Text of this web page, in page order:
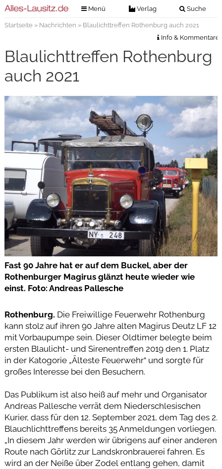
Menü Verlag Suche
Verlag
Kontakt
Impressum
Nachrichten
Anzeigensuche
Digitale Ausgaben
Startseite» Nachrichten » Blaulichttreffen Rothenburg auch 2021
Info & Kommentare
Blaulichttreffen Rothenburg
auch 2021
Fast 90 Jahre hat er auf dem Buckel, aber der
Rothenburger Magirus glänzt heute wieder wie
einst. Foto: Andreas Pallesche
Rothenburg. Die Freiwillige Feuerwehr Rothenburg
kann stolz auf ihren 90 Jahre alten Magirus Deutz LF 12
mit Vorbaupumpe sein. Dieser Oldtimer belegte beim
ersten Blaulicht- und Sirenentreffen 2019 den 1. Platz
in der Katogorie „Älteste Feuerwehr“ und sorgte für
großes Interesse bei den Besuchern.
Das Publikum ist also heiß auf mehr und Organisator
Andreas Pallesche verrät dem Niederschlesischen
Kurier, dass für den 12. September 2021, dem Tag des 2.
Blauchlichttreffens bereits 35 Anmeldungen vorliegen.
„In diesem Jahr werden wir übrigens auf einer anderen
Route nach Görlitz zur Landskronbrauerei fahren. Es
wird an der Neiße über Zodel entlang gehen, damit